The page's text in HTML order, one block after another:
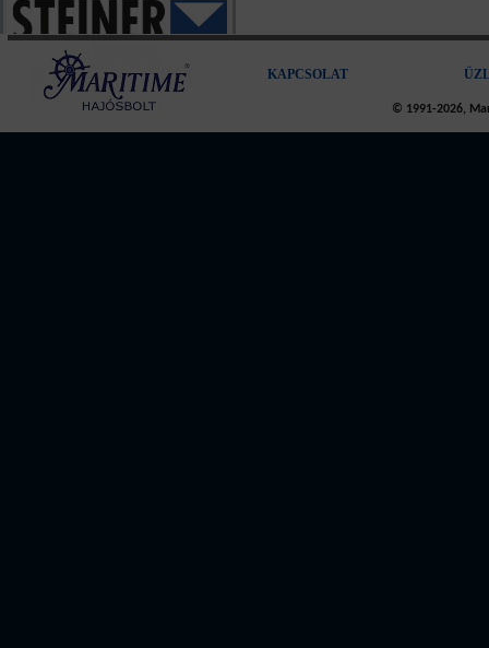
KAPCSOLAT
© 1991-2026,